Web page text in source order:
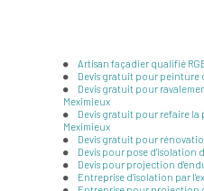
Artisan façadier qualifié
Devis gratuit pour peinture
Devis gratuit pour
Meximieux
Devis gratuit pour refaire
Meximieux
Devis gratuit pour
Devis pour pose d'isolation
Devis pour projection
Entreprise d'isolation par